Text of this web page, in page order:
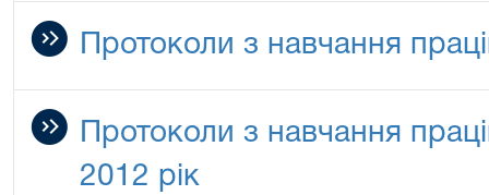
Протоколи з навчання
Протоколи з навчання
2012 рік